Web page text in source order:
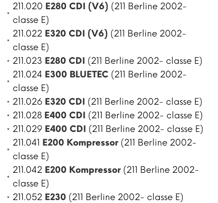
211.020 E280 CDI (V6) (211 Berline 2002-
classe E)
211.022 E320 CDI (V6) (211 Berline 2002-
classe E)
211.023 E280 CDI (211 Berline 2002- classe E)
211.024 E300 BLUETEC (211 Berline 2002-
classe E)
211.026 E320 CDI (211 Berline 2002- classe E)
211.028 E400 CDI (211 Berline 2002- classe E)
211.029 E400 CDI (211 Berline 2002- classe E)
211.041 E200 Kompressor (211 Berline 2002-
classe E)
211.042 E200 Kompressor (211 Berline 2002-
classe E)
211.052 E230 (211 Berline 2002- classe E)